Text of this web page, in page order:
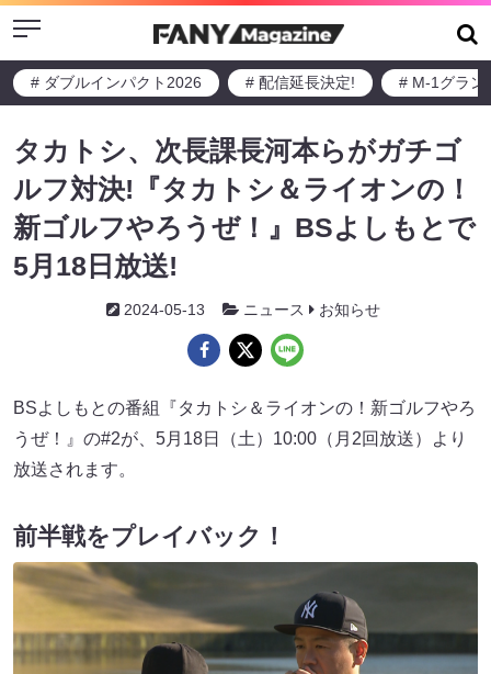
Menu
# ダブルインパクト2026 # 配信延長決定! # M-1グラン
タカトシ、次長課長河本らがガチゴ
ルフ対決!『タカトシ＆ライオンの！
新ゴルフやろうぜ！』BSよしもとで
5月18日放送!
2024-05-13 ニュース お知らせ
BSよしもとの番組『タカトシ＆ライオンの！新ゴルフやろ
うぜ！』の#2が、5月18日（土）10:00（月2回放送）より
放送されます。
前半戦をプレイバック！